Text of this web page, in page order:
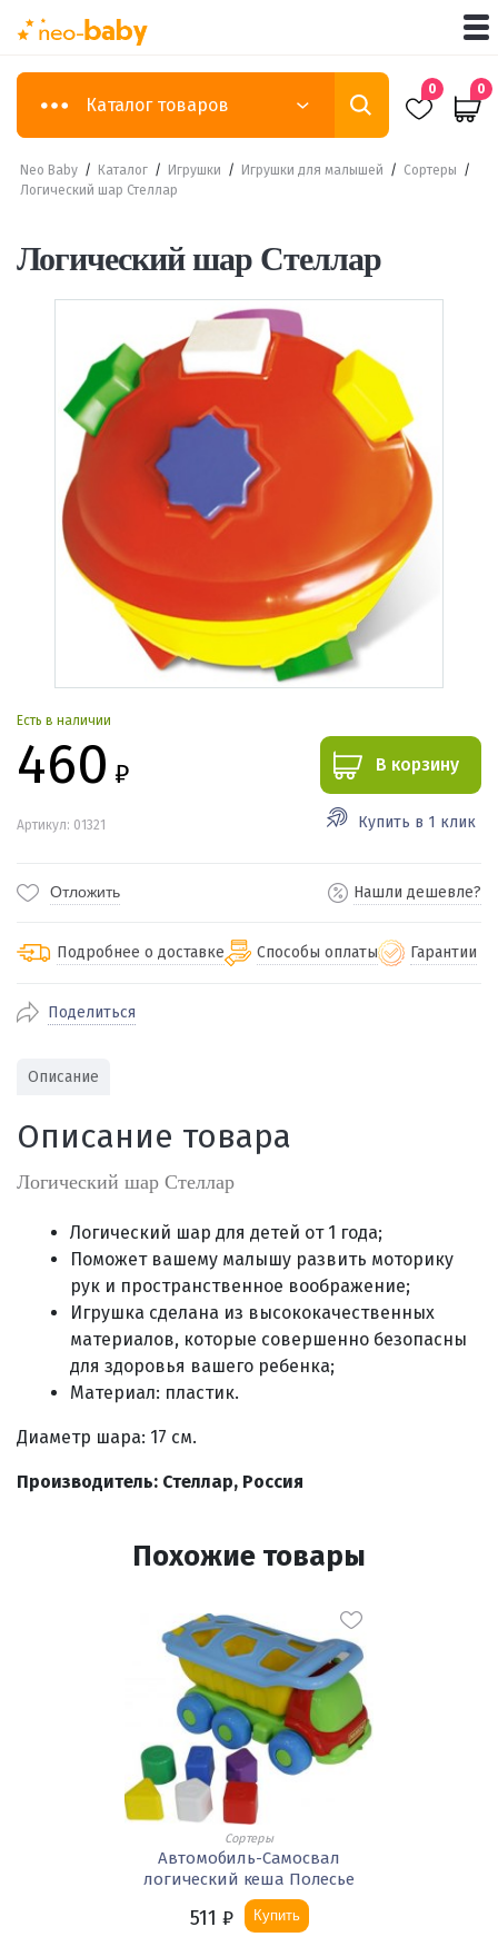
Каталог товаров
0 0
Neo Baby / Каталог / Игрушки / Игрушки для малышей / Сортеры /
Логический шар Стеллар
Логический шар Стеллар
Есть в наличии
460 ₽
Артикул: 01321
В корзину
Купить в 1 клик
Отложить Нашли дешевле?
Подробнее о доставке
По Екатеринбургу бесплатная
Отправляем во все регионы России
службами Пэк, Кит, Луч, Сдэк, Озон
доставка, Почта РФ или любой другой
Способы оплаты
Через СБП при получении (для
Екатеринбурга и близлежащих
городов)
Оплата по счету для юридических лиц
Гарантии
Поделиться
Описание
Описание товара
Логический шар Стеллар
Логический шар для детей от 1 года;
Поможет вашему малышу развить моторику
рук и пространственное воображение;
Игрушка сделана из высококачественных
материалов, которые совершенно безопасны
для здоровья вашего ребенка;
Материал: пластик.
Диаметр шара: 17 см.
Производитель: Стеллар, Россия
Похожие товары
Сортеры
Автомобиль-Самосвал
логический кеша Полесье
511 ₽ Купить